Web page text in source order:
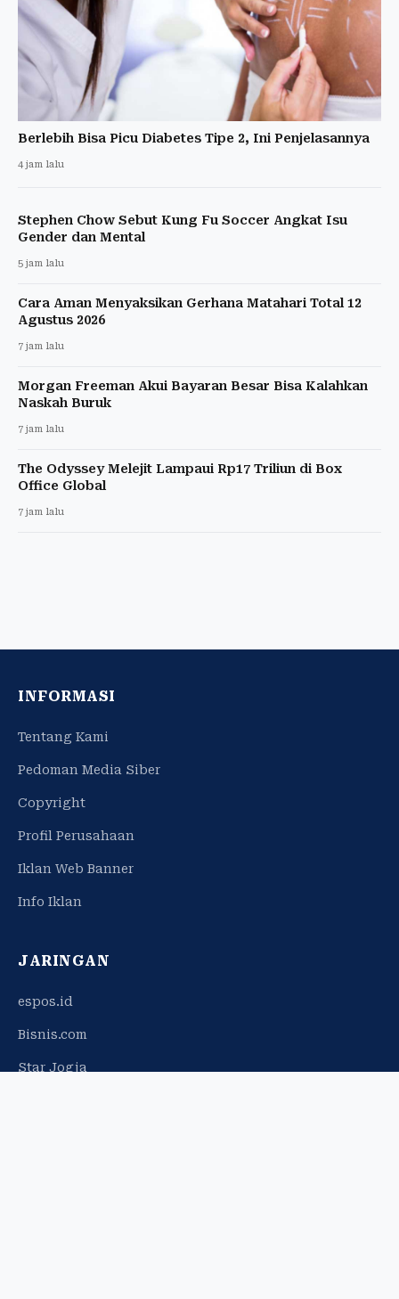
Berlebih Bisa Picu Diabetes Tipe 2, Ini Penjelasannya
4 jam lalu
Stephen Chow Sebut Kung Fu Soccer Angkat Isu
Gender dan Mental
5 jam lalu
Cara Aman Menyaksikan Gerhana Matahari Total 12
Agustus 2026
7 jam lalu
Morgan Freeman Akui Bayaran Besar Bisa Kalahkan
Naskah Buruk
7 jam lalu
The Odyssey Melejit Lampaui Rp17 Triliun di Box
Office Global
7 jam lalu
INFORMASI
Tentang Kami
Pedoman Media Siber
Copyright
Profil Perusahaan
Iklan Web Banner
Info Iklan
JARINGAN
espos.id
Bisnis.com
Star Jogja